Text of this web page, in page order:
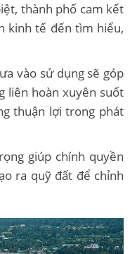
thành phố cam kết
kinh tế đến tìm hiểu,
vào sử dụng sẽ góp
liên hoàn xuyên suốt
thuận lợi trong phát
giúp chính quyền
ra quỹ đất để chỉnh